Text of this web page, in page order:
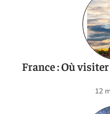
France : Où
12